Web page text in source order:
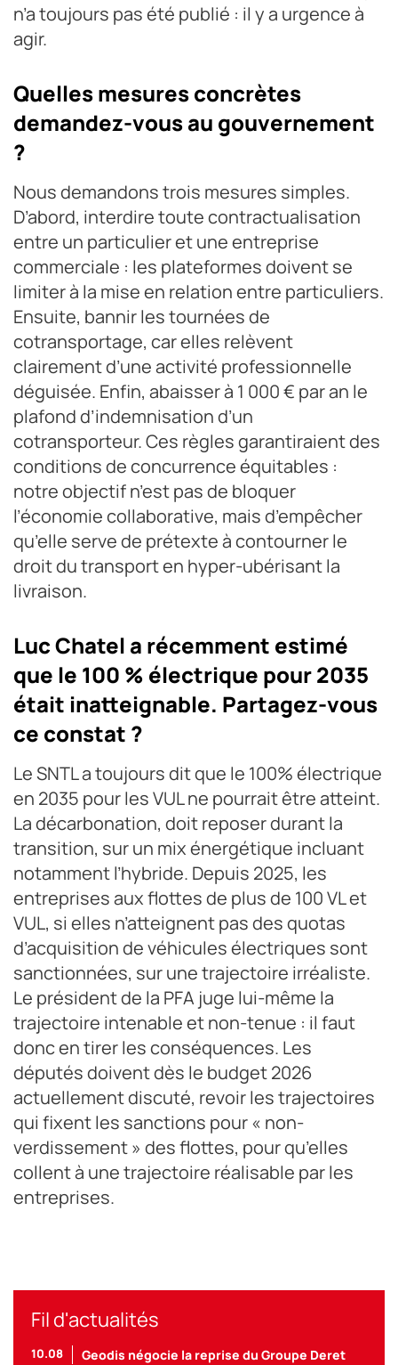
n’a toujours pas été publié : il y a urgence à
agir.
Quelles mesures concrètes
demandez-vous au gouvernement
?
Nous demandons trois mesures simples.
D’abord, interdire toute contractualisation
entre un particulier et une entreprise
commerciale : les plateformes doivent se
limiter à la mise en relation entre particuliers.
Ensuite, bannir les tournées de
cotransportage, car elles relèvent
clairement d’une activité professionnelle
déguisée. Enfin, abaisser à 1 000 € par an le
plafond d’indemnisation d’un
cotransporteur. Ces règles garantiraient des
conditions de concurrence équitables :
notre objectif n’est pas de bloquer
l’économie collaborative, mais d’empêcher
qu’elle serve de prétexte à contourner le
droit du transport en hyper-ubérisant la
livraison.
Luc Chatel a récemment estimé
que le 100 % électrique pour 2035
était inatteignable. Partagez-vous
ce constat ?
Le SNTL a toujours dit que le 100% électrique
en 2035 pour les VUL ne pourrait être atteint.
La décarbonation, doit reposer durant la
transition, sur un mix énergétique incluant
notamment l’hybride. Depuis 2025, les
entreprises aux flottes de plus de 100 VL et
VUL, si elles n’atteignent pas des quotas
d’acquisition de véhicules électriques sont
sanctionnées, sur une trajectoire irréaliste.
Le président de la PFA juge lui-même la
trajectoire intenable et non-tenue : il faut
donc en tirer les conséquences. Les
députés doivent dès le budget 2026
actuellement discuté, revoir les trajectoires
qui fixent les sanctions pour « non-
verdissement » des flottes, pour qu’elles
collent à une trajectoire réalisable par les
entreprises.
Fil d'actualités
10.08 Geodis négocie la reprise du Groupe Deret